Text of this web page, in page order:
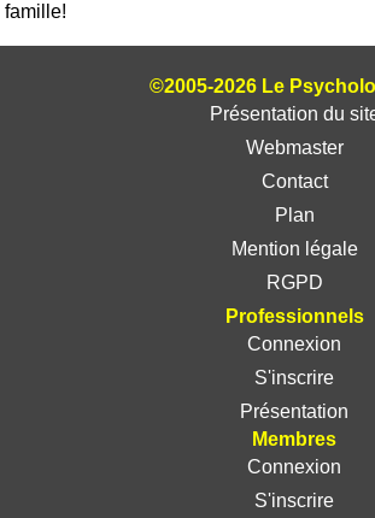
famille!
©2005-2026 Le
Présentation du
Webmaster
Contact
Plan
Mention légale
RGPD
Professionnels
Connexion
S'inscrire
Présentation
Membres
Connexion
S'inscrire